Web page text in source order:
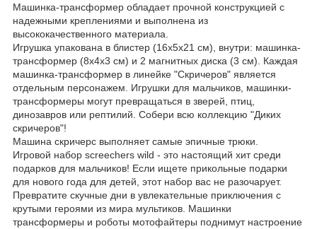
Машинка-трансформер обладает прочной конструкцией с
надежными креплениями и выполнена из
высококачественного материала.
Игрушка упакована в блистер (16х5х21 см), внутри: машинка-
трансформер (8х4х3 см) и 2 магнитных диска (3 см). Каждая
машинка-трансформер в линейке "Скричеров" является
отдельным персонажем. Игрушки для мальчиков, машинки-
трансформеры могут превращаться в зверей, птиц,
динозавров или рептилий. Собери всю коллекцию "Диких
скричеров"!
Машина скричерс выполняет самые эпичные трюки.
Игровой набор screechers wild - это настоящий хит среди
подарков для мальчиков! Если ищете прикольные подарки
для нового года для детей, этот набор вас не разочарует.
Превратите скучные дни в увлекательные приключения с
крутыми героями из мира мультиков. Машинки
трансформеры и роботы мотофайтеры поднимут настроение